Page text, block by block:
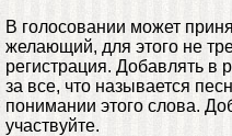
В голосовании может
желающий, для этого не
регистрация. Добавлять в
за все, что называется
понимании этого слова.
участвуйте.